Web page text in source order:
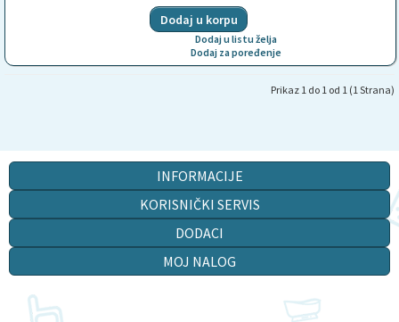
Dodaj u listu želja
Dodaj za poređenje
Prikaz 1 do 1 od 1 (1 Strana)
INFORMACIJE
KORISNIČKI SERVIS
DODACI
MOJ NALOG